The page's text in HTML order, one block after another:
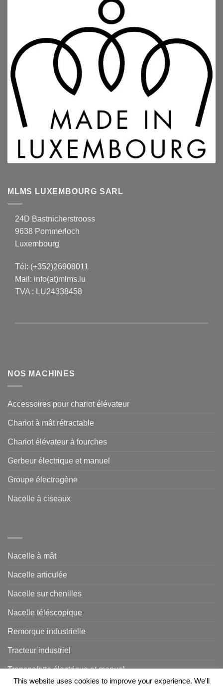
MLMS LUXEMBOURG SARL
24D Bastnicherstrooss
9638 Pommerloch
Luxembourg
Tél: (+352)26908011
Mail: info(at)mlms.lu
TVA : LU24338458
NOS MACHINES
Accessoires pour chariot élévateur
Chariot à mât rétractable
Chariot élévateur à fourches
Gerbeur électrique et manuel
Groupe électrogène
Nacelle à ciseaux
Nacelle à mât
Nacelle articulée
Nacelle sur chenilles
Nacelle téléscopique
Remorque industrielle
Tracteur industriel
Transpalette électrique et manuel
This website uses cookies to improve your experience. We'll